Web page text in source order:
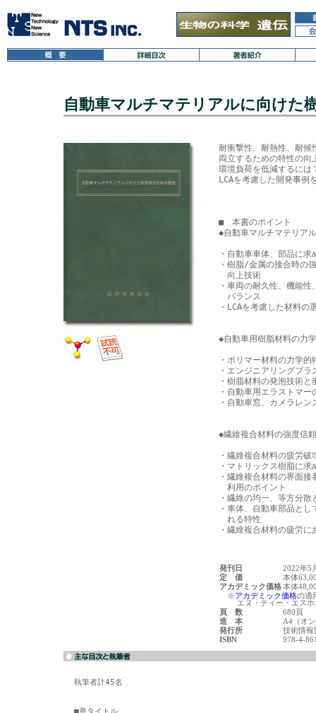
自動車マルチマテリアルに向けた
耐衝撃性、耐熱性、耐
両立するための特性の向
環境負荷を低減するに
LCAを考慮した開発事例
■　本書のポイント
◆自動車マルチマテリア
・自動車車体、部品に
・樹脂/金属の接合時の
向上技術
・車両の耐久性、機能
バランス
・LCAを考慮した材料の
◆自動車用樹脂材料の力
・ポリマー材料の力学
・エンジニアリングプ
・樹脂材料の発泡技術
・自動車用エラストマ
・自動車窓、カメラレ
◆繊維複合材料の強度信
・繊維複合材料の疲労
・マトリックス樹脂に
・繊維複合材料の界面
利用のポイント
・繊維の均一、等方分
・車体、自動車部品と
れる特性
発刊日
2022年5
定 価
本体
アカデミック価格本体
※アカデミック価格の適
エヌ・ティー・エスホ
頁 数
680頁
造 本
A4（オ
発行所
技術情報
ISBN
978-4-
執筆者計45名